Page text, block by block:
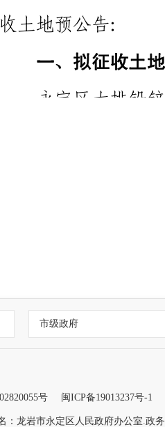
市级政府
号 闽ICP备19013237号-1
：龙岩市永定区人民政府办公室.政务